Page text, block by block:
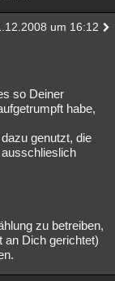
um 16:12
so Deiner
habe,
genutzt, die
zu betreiben,
an Dich gerichtet)